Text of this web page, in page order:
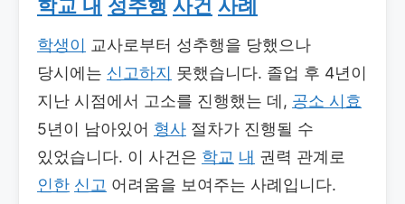
학교 내 성추행 사건 사례
학생이 교사로부터 성추행을 당했으나
당시에는 신고하지 못했습니다. 졸업 후 4년이
지난 시점에서 고소를 진행했는 데, 공소 시효
5년이 남아있어 형사 절차가 진행될 수
있었습니다. 이 사건은 학교 내 권력 관계로
인한 신고 어려움을 보여주는 사례입니다.